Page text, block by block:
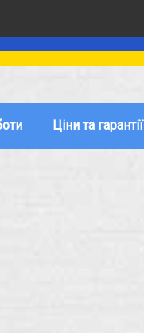
цегли
газобетону
піноблоків
Ціни та гарантії